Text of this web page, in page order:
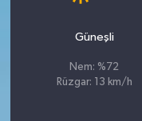
Güneşli
Nem: %72
Rüzgar: 13 km/h